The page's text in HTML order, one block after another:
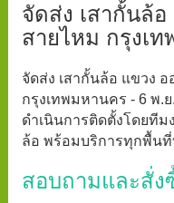
จัดส่ง เสากั้นล้อ
สายไหม กรุงเ
จัดส่ง เสากั้นล้อ แขวง อ
กรุงเทพมหานคร - 6 พ.ย
ดำเนินการติดตั้งโดยที
ล้อ พร้อมบริการทุกพื้นที่
สอบถามและสั่ง